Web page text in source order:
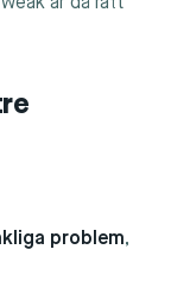
problem,